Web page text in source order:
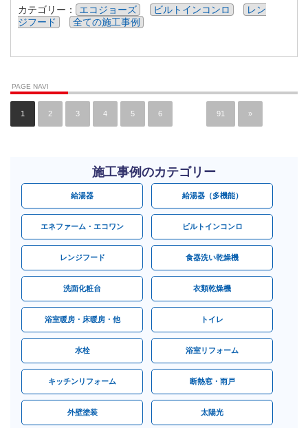
カテゴリー： エコジョーズ ビルトインコンロ
レン
ジフード
全ての施工事例
PAGE NAVI
1 2 3 4 5 6 91 »
施工事例のカテゴリー
給湯器 給湯器（多機能）
エネファーム・エコワン ビルトインコンロ
レンジフード 食器洗い乾燥機
洗面化粧台 衣類乾燥機
浴室暖房・床暖房・他 トイレ
水栓 浴室リフォーム
キッチンリフォーム 断熱窓・雨戸
外壁塗装 太陽光